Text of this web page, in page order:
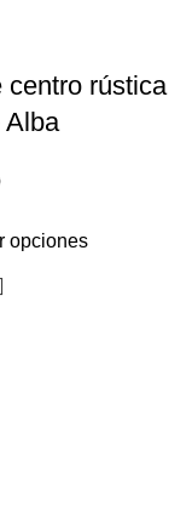
centro rústica
Alba
opciones